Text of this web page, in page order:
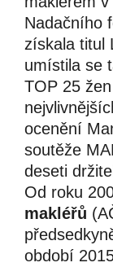
Nadačního
získala titul
umístila se
TOP 25
ocenění
soutěže
deseti
Od roku
makléřů
období